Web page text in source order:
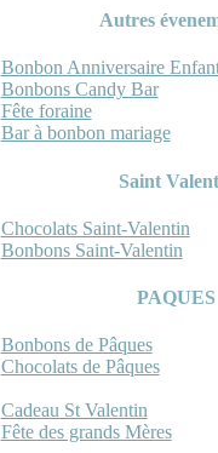
Autres
Bonbon Anniversaire
Bonbons Candy Bar
Fête foraine
Bar à bonbon mariage
Saint
Chocolats Saint-Valentin
Bonbons Saint-Valentin
PAQUES
Bonbons de Pâques
Chocolats de Pâques
Cadeau St Valentin
Fête des grands Mères